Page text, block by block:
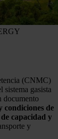
(CNMC)
sistema gasista
documento
condiciones de
capacidad y
y